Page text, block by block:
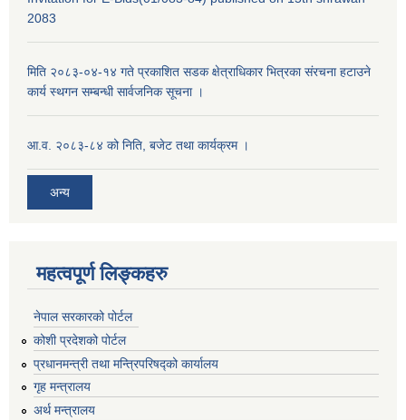
2083
मिति २०८३-०४-१४ गते प्रकाशित सडक क्षेत्राधिकार भित्रका संरचना हटाउने
कार्य स्थगन सम्बन्धी सार्वजनिक सूचना ।
आ.व. २०८३-८४ को निति, बजेट तथा कार्यक्रम ।
अन्य
महत्वपूर्ण लिङ्कहरु
नेपाल सरकारको पोर्टल
कोशी प्रदेशको पोर्टल
प्रधानमन्‍त्री तथा मन्‍त्रिपरिषद्को कार्यालय
गृह मन्‍त्रालय
अर्थ मन्त्रालय